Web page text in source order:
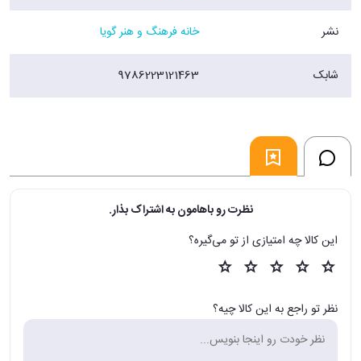
نشر خانه فرهنگ و هنر گویا
شابک 9786223121463
نظرت رو باهامون به اشتراک بذار.
این کالا چه امتیازی از تو می‌گیره؟
نظر تو راجع به این کالا چیه؟